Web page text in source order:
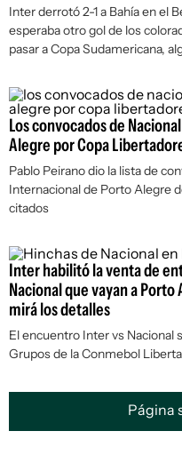
Inter derrotó 2-1 a Bahía en el
esperaba otro gol de los
pasar a Copa Sudamericana,
Los convocados de
Alegre por Copa
Pablo Peirano dio la lista de
Internacional de Porto Alegre
citados
Inter habilitó la venta de
Nacional que vayan a
mirá los detalles
El encuentro Inter vs Nacional
Grupos de la Conmebol
Página